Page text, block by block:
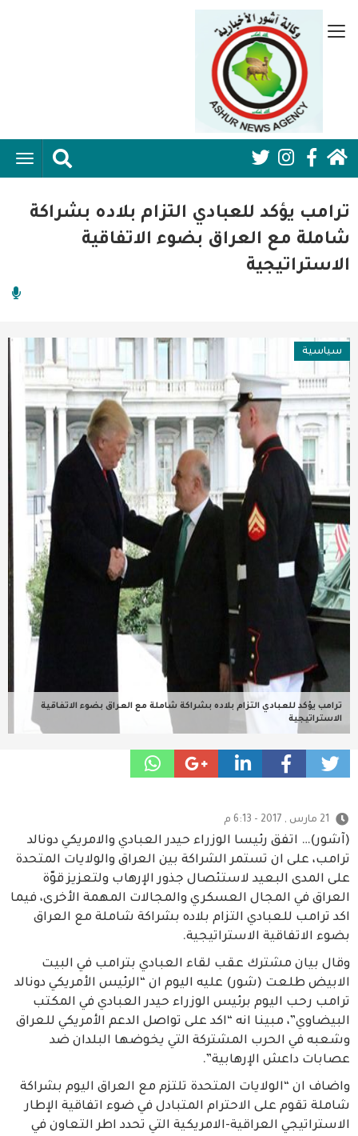
إلى
Social
Media:
Header
ترامب يؤكد للعبادي التزام بلاده بشراكة
شاملة مع العراق بضوء الاتفاقية
الاستراتيجية
سياسية
ترامب يؤكد للعبادي التزام بلاده بشراكة شاملة مع العراق بضوء الاتفاقية
الاستراتيجية
21 مارس , 2017 - 6:13 م
(آشور)… اتفق رئيسا الوزراء حيدر العبادي والامريكي دونالد
ترامب، على ان تستمر الشراكة بين العراق والولايات المتحدة
على المدى البعيد لاستئصال جذور الإرهاب ولتعزيز قوّة
العراق في المجال العسكري والمجالات المهمة الأخرى، فيما
اكد ترامب للعبادي التزام بلاده بشراكة شاملة مع العراق
بضوء الاتفاقية الاستراتيجية.
وقال بيان مشترك عقب لقاء العبادي بترامب في البيت
الابيض طلعت (شور) عليه اليوم ان “الرئيس الأمريكي دونالد
ترامب رحب اليوم برئيس الوزراء حيدر العبادي في المكتب
البيضاوي”، مبينا انه “اكد على تواصل الدعم الأمريكي للعراق
وشعبه في الحرب المشتركة التي يخوضها البلدان ضد
عصابات داعش الإرهابية”.
واضاف ان “الولايات المتحدة تلتزم مع العراق اليوم بشراكة
شاملة تقوم على الاحترام المتبادل في ضوء اتفاقية الإطار
الاستراتيجي العراقية-الامريكية التي تحدد اطر التعاون في
قائمة
جانبية
الرئيسية
اقتصاد واعمال
امنية
فن وثقافة
عربية ودولية
تقنيات
تحقيقات صحفية
مقالات
عامة ومنوعات
طب وصحة